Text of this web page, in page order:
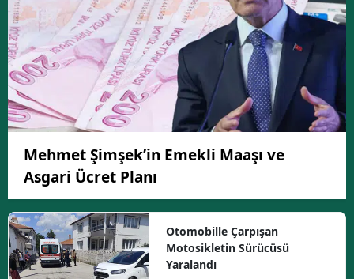
Mehmet Şimşek’in Emekli Maaşı ve
Asgari Ücret Planı
Otomobille Çarpışan
Motosikletin Sürücüsü
Yaralandı